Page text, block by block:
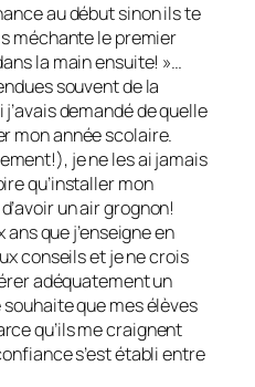
au début sinon ils te
méchante le premier
la main ensuite! »…
souvent de la
demandé de quelle
mon année scolaire.
je ne les ai jamais
qu’installer mon
un air grognon!
que j’enseigne en
conseils et je ne crois
adéquatement un
que mes élèves
qu’ils me craignent
s’est établi entre